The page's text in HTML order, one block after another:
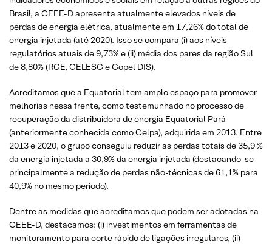
Brasil, a CEEE-D apresenta atualmente elevados níveis de
perdas de energia elétrica, atualmente em 17,26% do total de
energia injetada (até 2020). Isso se compara (i) aos níveis
regulatórios atuais de 9,73% e (ii) média dos pares da região Sul
de 8,80% (RGE, CELESC e Copel DIS).
Acreditamos que a Equatorial tem amplo espaço para promover
melhorias nessa frente, como testemunhado no processo de
recuperação da distribuidora de energia Equatorial Pará
(anteriormente conhecida como Celpa), adquirida em 2013. Entre
2013 e 2020, o grupo conseguiu reduzir as perdas totais de 35,9 %
da energia injetada a 30,9% da energia injetada (destacando-se
principalmente a redução de perdas não-técnicas de 61,1% para
40,9% no mesmo período).
Dentre as medidas que acreditamos que podem ser adotadas na
CEEE-D, destacamos: (i) investimentos em ferramentas de
monitoramento para corte rápido de ligações irregulares, (ii)